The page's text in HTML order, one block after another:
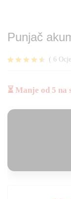
Punjač
4.50od
ukupno 5 (
( 6
⏳ Manje od 5 na